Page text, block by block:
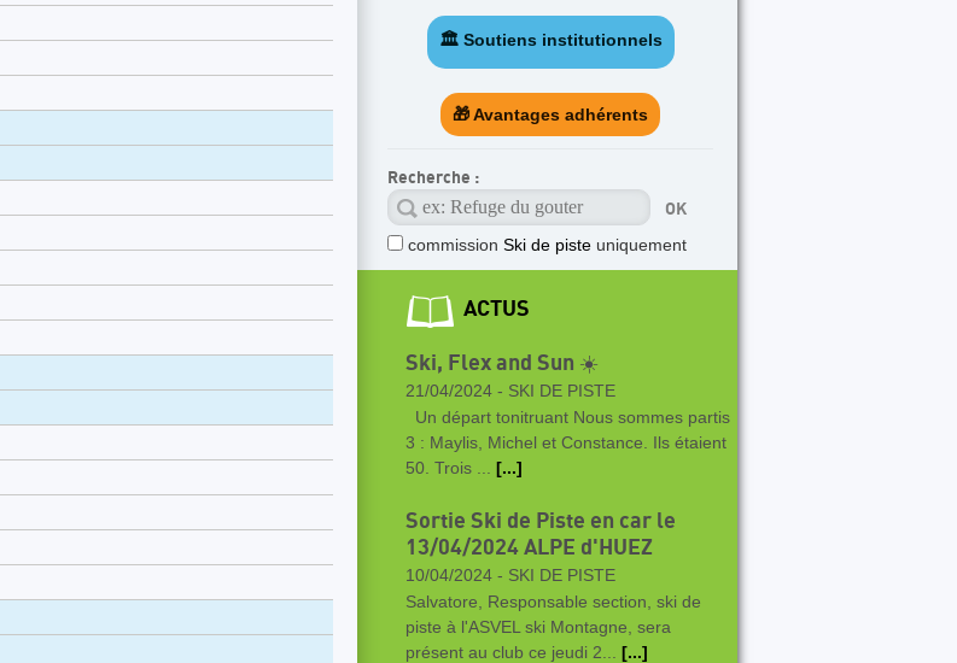
🏛️ Soutiens institutionnels
🎁 Avantages adhérents
Recherche :
commission Ski de piste uniquement
ACTUS
Ski, Flex and Sun ☀️
21/04/2024 - SKI DE PISTE
Un départ tonitruant Nous sommes partis
3 : Maylis, Michel et Constance. Ils étaient
50. Trois ... [...]
Sortie Ski de Piste en car le
13/04/2024 ALPE d'HUEZ
10/04/2024 - SKI DE PISTE
Salvatore, Responsable section, ski de
piste à l'ASVEL ski Montagne, sera
présent au club ce jeudi 2... [...]